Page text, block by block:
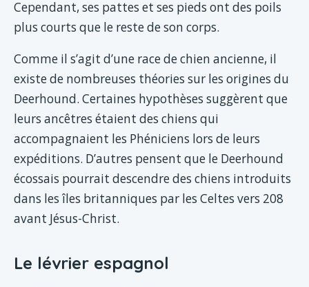
Cependant, ses pattes et ses pieds ont des poils
plus courts que le reste de son corps.
Comme il s’agit d’une race de chien ancienne, il
existe de nombreuses théories sur les origines du
Deerhound. Certaines hypothèses suggèrent que
leurs ancêtres étaient des chiens qui
accompagnaient les Phéniciens lors de leurs
expéditions. D’autres pensent que le Deerhound
écossais pourrait descendre des chiens introduits
dans les îles britanniques par les Celtes vers 208
avant Jésus-Christ.
Le lévrier espagnol